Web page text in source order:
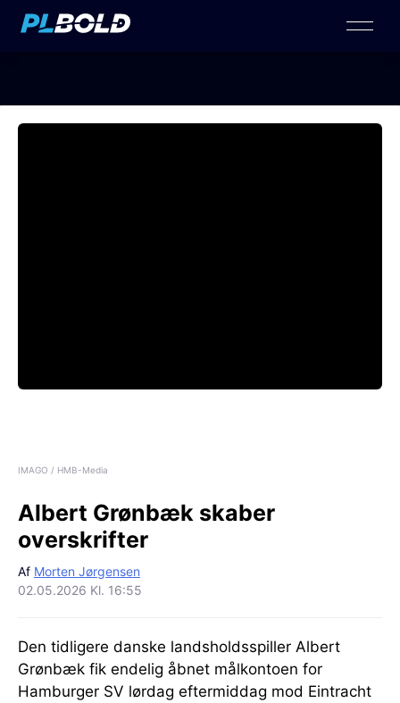
IMAGO / HMB-Media
Albert Grønbæk skaber
overskrifter
Af Morten Jørgensen
02.05.2026 Kl. 16:55
Den tidligere danske landsholdsspiller Albert
Grønbæk fik endelig åbnet målkontoen for
Hamburger SV lørdag eftermiddag mod Eintracht